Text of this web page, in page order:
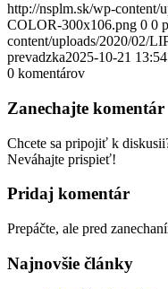
http://nsplm.sk/wp-
COLOR-300x106.png 0 0
content/uploads/2020/02/
prevadzka2025-10-21
0 komentárov
Zanechajte komentár
Chcete sa pripojiť k
Neváhajte prispieť!
Pridaj komentár
Prepáčte, ale pred
Najnovšie články